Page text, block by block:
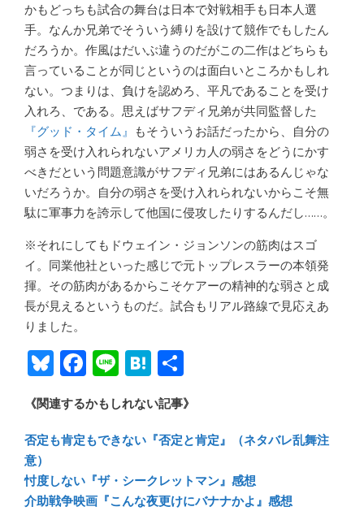
かもどっちも試合の舞台は日本で対戦相手も日本人選
手。なんか兄弟でそういう縛りを設けて競作でもしたん
だろうか。作風はだいぶ違うのだがこの二作はどちらも
言っていることが同じというのは面白いところかもしれ
ない。つまりは、負けを認めろ、平凡であることを受け
入れろ、である。思えばサフディ兄弟が共同監督した
『グッド・タイム』 もそういうお話だったから、自分の
弱さを受け入れられないアメリカ人の弱さをどうにかす
べきだという問題意識がサフディ兄弟にはあるんじゃな
いだろうか。自分の弱さを受け入れられないからこそ無
駄に軍事力を誇示して他国に侵攻したりするんだし……。
※それにしてもドウェイン・ジョンソンの筋肉はスゴ
イ。同業他社といった感じで元トップレスラーの本領発
揮。その筋肉があるからこそケアーの精神的な弱さと成
長が見えるというものだ。試合もリアル路線で見応えあ
りました。
Bl
u
e
sk
y
F
ac
e
b
o
ok
Li
n
e
H
at
e
n
a
有
《関連するかもしれない記事》
否定も肯定もできない『否定と肯定』（ネタバレ乱舞注
意）
忖度しない『ザ・シークレットマン』感想
介助戦争映画『こんな夜更けにバナナかよ』感想